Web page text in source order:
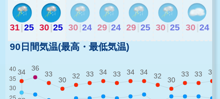
31 25 30 25 30 24 29 24 29 25 30 25 30 24
90日間気温(最高・最低気温)